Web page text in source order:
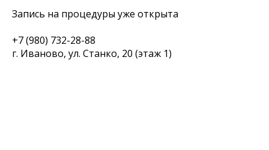
Запись на процедуры уже открыта
+7 (980) 732-28-88
г. Иваново, ул. Станко, 20 (этаж 1)